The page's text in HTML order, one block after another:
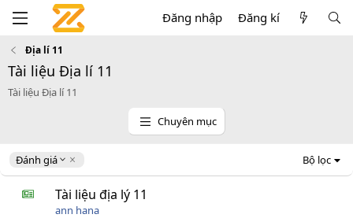
Đăng nhập Đăng kí
Địa lí 11
Tài liệu Địa lí 11
Tài liệu Địa lí 11
Chuyên mục
Đánh giá
D
e
Bộ lọc
Tài liệu địa lý 11
ann hana